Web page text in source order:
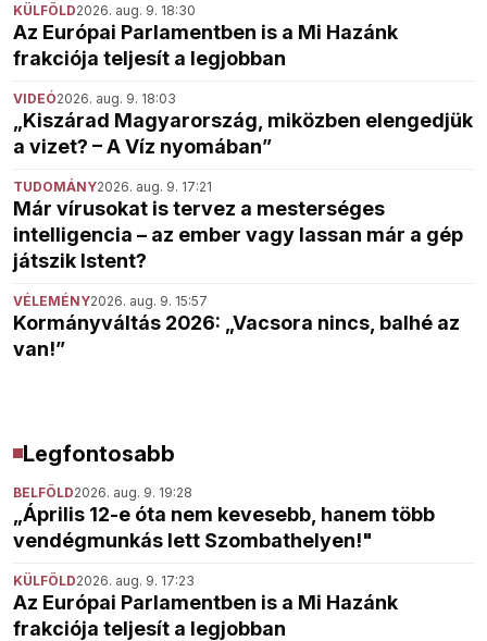
KÜLFÖLD2026. aug. 9. 18:30
Az Európai Parlamentben is a Mi Hazánk
frakciója teljesít a legjobban
VIDEÓ2026. aug. 9. 18:03
„Kiszárad Magyarország, miközben elengedjük
a vizet? – A Víz nyomában”
TUDOMÁNY2026. aug. 9. 17:21
Már vírusokat is tervez a mesterséges
intelligencia – az ember vagy lassan már a gép
játszik Istent?
VÉLEMÉNY2026. aug. 9. 15:57
Kormányváltás 2026: „Vacsora nincs, balhé az
van!”
Legfontosabb
BELFÖLD2026. aug. 9. 19:28
„Április 12-e óta nem kevesebb, hanem több
vendégmunkás lett Szombathelyen!"
KÜLFÖLD2026. aug. 9. 17:23
Az Európai Parlamentben is a Mi Hazánk
frakciója teljesít a legjobban